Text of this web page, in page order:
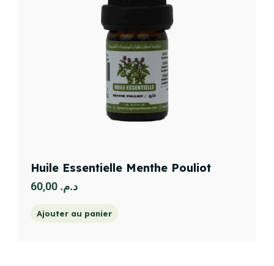
Huile Essentielle Menthe Pouliot
د.م.
Ajouter au panier